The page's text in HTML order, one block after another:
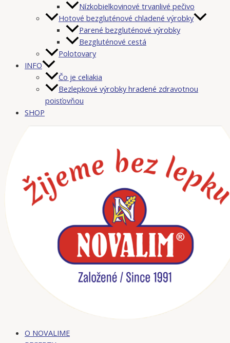
Nízkobielkovinové trvanlivé pečivo
Hotové bezgluténové chladené výrobky
Parené bezgluténové výrobky
Bezgluténové cestá
Polotovary
INFO
Čo je celiakia
Bezlepkové výrobky hradené zdravotnou
poisťovňou
SHOP
O NOVALIME